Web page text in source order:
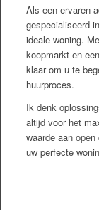
Als een ervaren
gespecialiseerd
ideale woning.
koopmarkt en
klaar om u te
huurproces.
Ik denk
altijd voor het
waarde aan
uw perfecte